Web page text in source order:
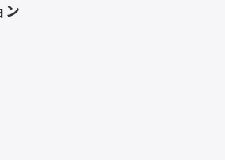
ン